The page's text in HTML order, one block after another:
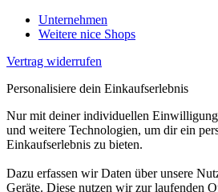
Unternehmen
Weitere nice Shops
Vertrag widerrufen
Personalisiere dein Einkaufserlebnis
Nur mit deiner individuellen
und weitere Technologien, um dir ein
Einkaufserlebnis zu bieten.
Dazu erfassen wir Daten über unsere
Geräte. Diese nutzen wir zur laufenden